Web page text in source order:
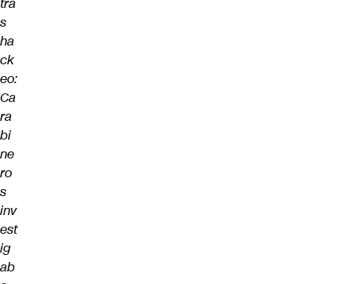
s
ha
ck
eo:
Ca
ra
bi
ne
ro
s
inv
est
ig
ab